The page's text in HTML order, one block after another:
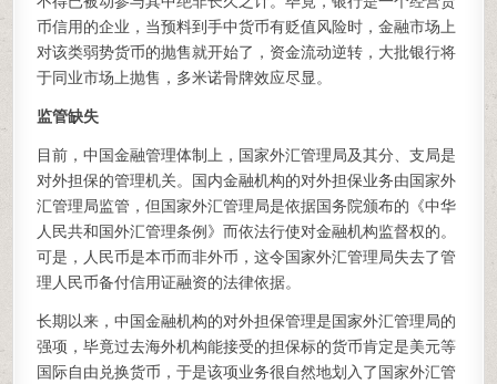
币信用的企业，当预料到手中货币有贬值风险时，金融市场上
对该类弱势货币的抛售就开始了，资金流动逆转，大批银行将
于同业市场上抛售，多米诺骨牌效应尽显。
监管缺失
目前，中国金融管理体制上，国家外汇管理局及其分、支局是
对外担保的管理机关。国内金融机构的对外担保业务由国家外
汇管理局监管，但国家外汇管理局是依据国务院颁布的《中华
人民共和国外汇管理条例》而依法行使对金融机构监督权的。
可是，人民币是本币而非外币，这令国家外汇管理局失去了管
理人民币备付信用证融资的法律依据。
长期以来，中国金融机构的对外担保管理是国家外汇管理局的
强项，毕竟过去海外机构能接受的担保标的货币肯定是美元等
国际自由兑换货币，于是该项业务很自然地划入了国家外汇管